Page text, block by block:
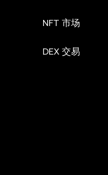
NFT 市场
DEX 交易